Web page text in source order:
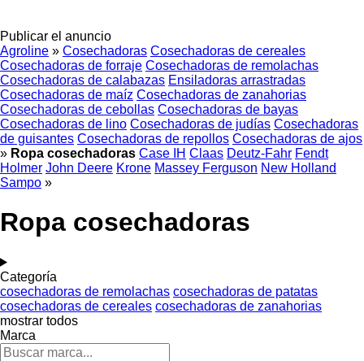
Publicar el anuncio
Agroline » Cosechadoras Cosechadoras de cereales
Cosechadoras de forraje Cosechadoras de remolachas
Cosechadoras de calabazas Ensiladoras arrastradas
Cosechadoras de maíz Cosechadoras de zanahorias
Cosechadoras de cebollas Cosechadoras de bayas
Cosechadoras de lino Cosechadoras de judías Cosechadoras
de guisantes Cosechadoras de repollos Cosechadoras de ajos
» Ropa cosechadoras Case IH Claas Deutz-Fahr Fendt
Holmer John Deere Krone Massey Ferguson New Holland
Sampo »
Ropa cosechadoras
Categoría
cosechadoras de remolachas cosechadoras de patatas
cosechadoras de cereales cosechadoras de zanahorias
mostrar todos
Marca